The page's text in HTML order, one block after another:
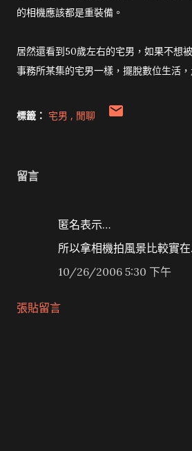
的相機應該都是重裝備。
居然還看到50歲左右的宅男，如果不想
事務所某集的宅男一樣，擺脫數位生活，
標籤： 宅男 閒聊
留言
匿名表示…
所以拿相機拍風景比較實在.
10/26/2006 5:30 下午
張貼留言